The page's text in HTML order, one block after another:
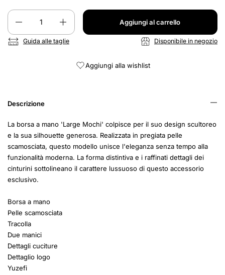
Quantità
Aggiungi al carrello
Guida alle taglie Disponibile in negozio
Aggiungi alla wishlist
Descrizione
La borsa a mano 'Large Mochi' colpisce per il suo design scultoreo
e la sua silhouette generosa. Realizzata in pregiata pelle
scamosciata, questo modello unisce l'eleganza senza tempo alla
funzionalità moderna. La forma distintiva e i raffinati dettagli dei
cinturini sottolineano il carattere lussuoso di questo accessorio
esclusivo.
Borsa a mano
Pelle scamosciata
Tracolla
Due manici
Dettagli cuciture
Dettaglio logo
Yuzefi